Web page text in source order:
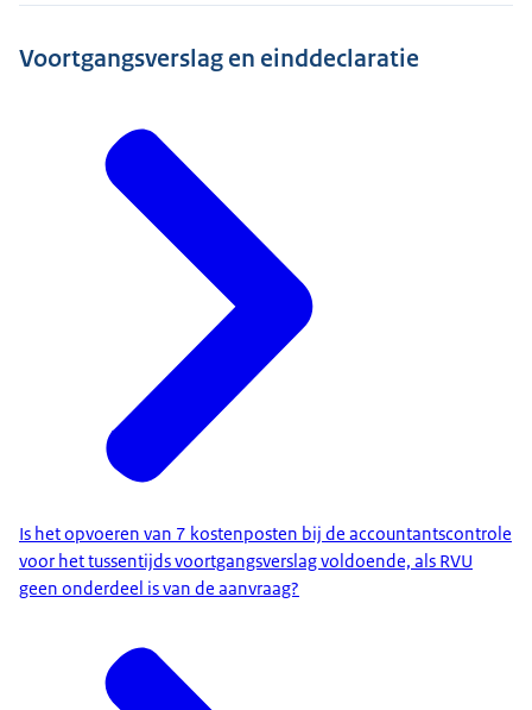
Voortgangsverslag en einddeclaratie
Is het opvoeren van 7 kostenposten bij de accountantscontrole
voor het tussentijds voortgangsverslag voldoende, als RVU
geen onderdeel is van de aanvraag?